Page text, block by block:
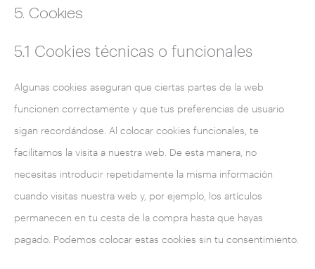
5. Cookies
5.1 Cookies técnicas o funcionales
Algunas cookies aseguran que ciertas partes de la web
funcionen correctamente y que tus preferencias de usuario
sigan recordándose. Al colocar cookies funcionales, te
facilitamos la visita a nuestra web. De esta manera, no
necesitas introducir repetidamente la misma información
cuando visitas nuestra web y, por ejemplo, los artículos
permanecen en tu cesta de la compra hasta que hayas
pagado. Podemos colocar estas cookies sin tu consentimiento.